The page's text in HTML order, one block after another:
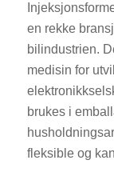
en rekke
bilindustrien.
medisin for
brukes i
fleksible og